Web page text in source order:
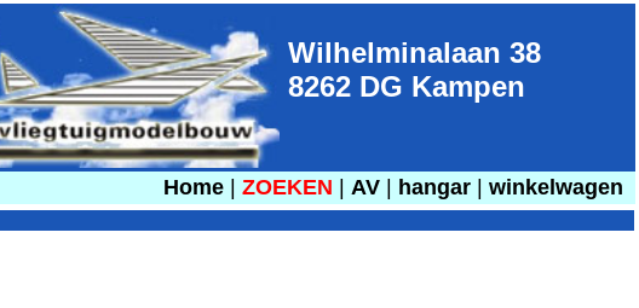
Wilhelminalaan 38
8262 DG Kampen
Home ZOEKEN AV hangar winkelwagen